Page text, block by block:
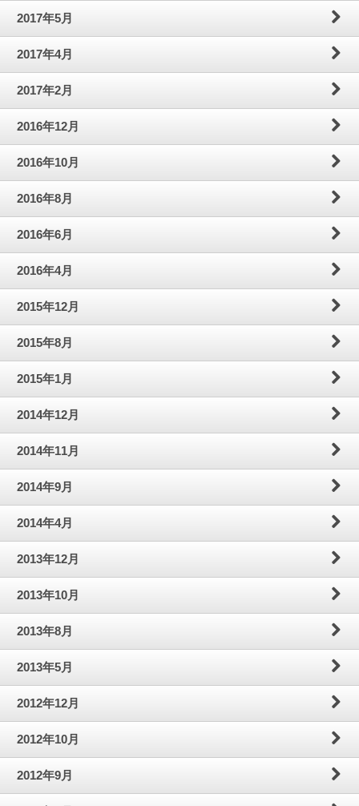
2017年5月
2017年4月
2017年2月
2016年12月
2016年10月
2016年8月
2016年6月
2016年4月
2015年12月
2015年8月
2015年1月
2014年12月
2014年11月
2014年9月
2014年4月
2013年12月
2013年10月
2013年8月
2013年5月
2012年12月
2012年10月
2012年9月